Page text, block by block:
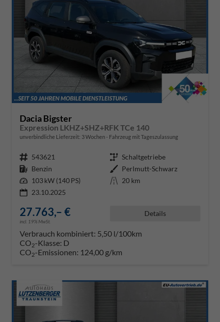
Dacia Bigster
Expression LKHZ+SHZ+RFK TCe 140
unverbindliche Lieferzeit: 3 Wochen Fahrzeug mit Tageszulassung
Fahrzeugnr. 543621 Getriebe Schaltgetriebe
Kraftstoff Benzin Außenfarbe Perlmutt-Schwarz
Leistung 103 kW (140 PS) Kilometerstand 20 km
23.10.2025
27.763,– €
incl. 19% MwSt.
Details
Verbrauch kombiniert: 5,50 l/100km
CO2-Klasse: D
CO2-Emissionen: 124,00 g/km